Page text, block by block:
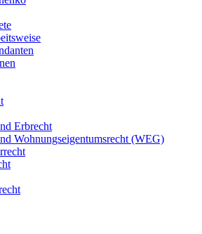
Erbrecht
Wohnungseigentumsrecht (WEG)